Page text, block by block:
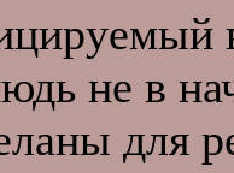
не в
для